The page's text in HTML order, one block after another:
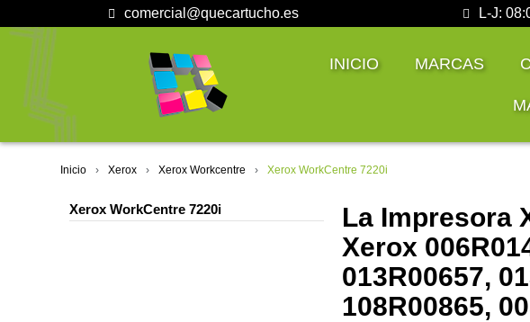
comercial@quecartucho.es L-J:
INICIO MARCAS
Inicio Xerox Xerox Workcentre Xerox WorkCentre 7220i
Xerox WorkCentre 7220i
La Impresora
Xerox
013R00657,
108R00865,